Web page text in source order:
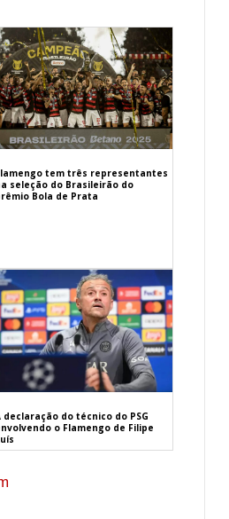
tem três representantes
seleção do Brasileirão do
Bola de Prata
declaração do técnico do PSG
o Flamengo de Filipe